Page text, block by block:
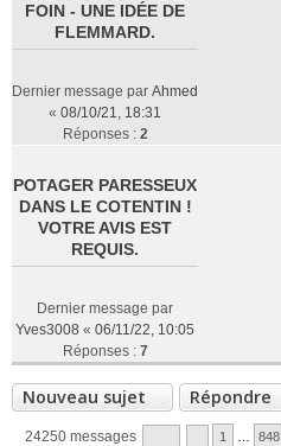
FOIN - UNE IDÉE DE
FLEMMARD.
Dernier message par Ahmed
« 08/10/21, 18:31
Réponses : 2
POTAGER PARESSEUX
DANS LE COTENTIN !
VOTRE AVIS EST
REQUIS.
Dernier message par
Yves3008 « 06/11/22, 10:05
Réponses : 7
Nouveau sujet Répondre
24250 messages 1 848